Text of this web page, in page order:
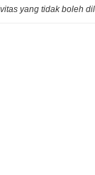
yang tidak boleh